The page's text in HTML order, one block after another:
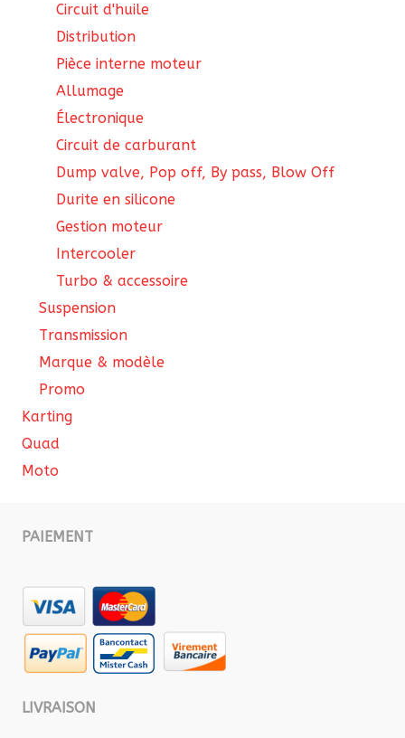
Circuit d'huile
Distribution
Pièce interne moteur
Allumage
Électronique
Circuit de carburant
Dump valve, Pop off, By pass, Blow Off
Durite en silicone
Gestion moteur
Intercooler
Turbo & accessoire
Suspension
Transmission
Marque & modèle
Promo
Karting
Quad
Moto
PAIEMENT
LIVRAISON